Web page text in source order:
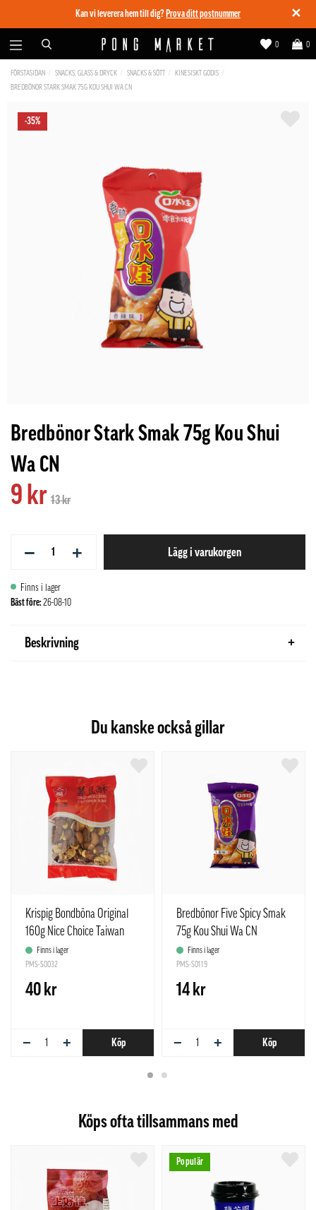
✕
Kan vi leverera hem till dig? Prova ditt postnummer
0
0
FÖRSTASIDAN SNACKS, GLASS & DRYCK SNACKS & SÖTT
KINESISKT GODIS
BREDBÖNOR STARK SMAK 75G KOU SHUI WA CN
-35%
Bredbönor Stark Smak 75g Kou Shui
Wa CN
9 kr 13 kr
− + Lägg i varukorgen
Finns i lager
Bäst före:26-08-10
Beskrivning
Du kanske också gillar
Krispig Bondböna Original
160g Nice Choice Taiwan
Finns i lager
PMS-S0032
40 kr
− + Köp
Bredbönor Five Spicy Smak
75g Kou Shui Wa CN
Finns i lager
PMS-S0119
14 kr
− + Köp
Köps ofta tillsammans med
Populär